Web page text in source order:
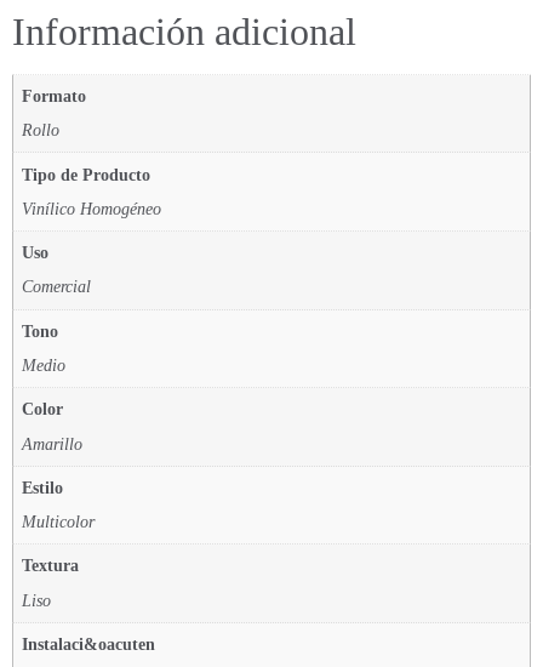
Información adicional
Formato
Rollo
Tipo de Producto
Vinílico Homogéneo
Uso
Comercial
Tono
Medio
Color
Amarillo
Estilo
Multicolor
Textura
Liso
Instalaci&oacuten